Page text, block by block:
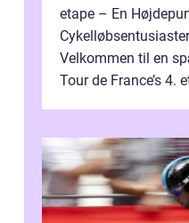
etape – En
Velkommen til en
Tour de France’s 4.